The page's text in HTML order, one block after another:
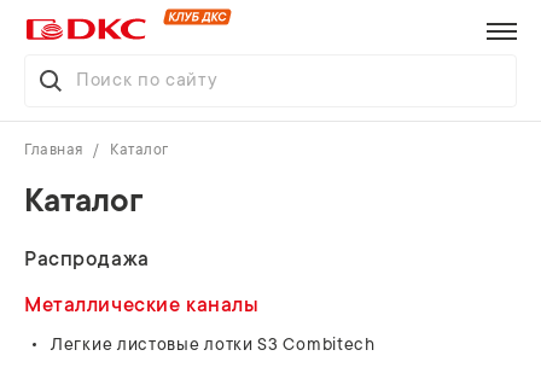
Главная Каталог
Каталог
Распродажа
Металлические каналы
Легкие листовые лотки S3 Combitech